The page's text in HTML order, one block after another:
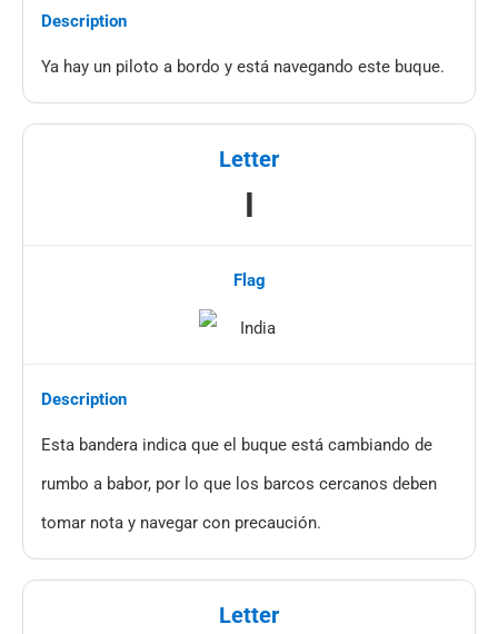
Ya hay un piloto a bordo y está navegando este buque.
I
Esta bandera indica que el buque está cambiando de
rumbo a babor, por lo que los barcos cercanos deben
tomar nota y navegar con precaución.